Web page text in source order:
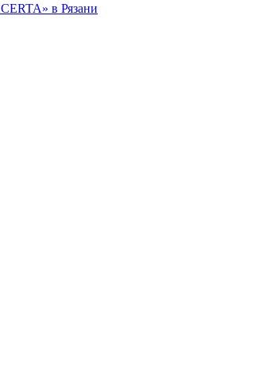
в Рязани